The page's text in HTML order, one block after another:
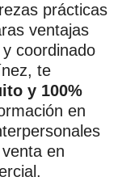
prácticas
ventajas
coordinado
te
y 100%
en
en